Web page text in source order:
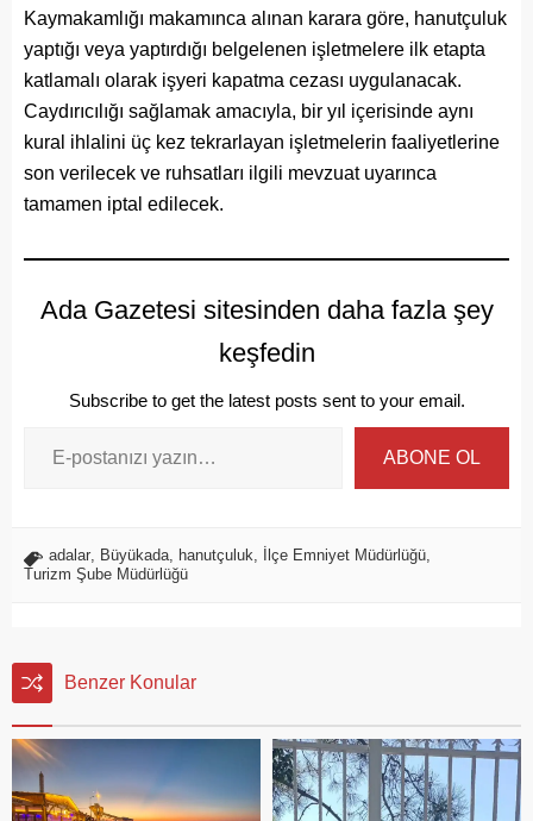
Kaymakamlığı makamınca alınan karara göre, hanutçuluk
yaptığı veya yaptırdığı belgelenen işletmelere ilk etapta
katlamalı olarak işyeri kapatma cezası uygulanacak.
Caydırıcılığı sağlamak amacıyla, bir yıl içerisinde aynı
kural ihlalini üç kez tekrarlayan işletmelerin faaliyetlerine
son verilecek ve ruhsatları ilgili mevzuat uyarınca
tamamen iptal edilecek.
Ada Gazetesi sitesinden daha fazla şey
keşfedin
Subscribe to get the latest posts sent to your email.
ABONE OL
adalar, Büyükada, hanutçuluk, İlçe Emniyet Müdürlüğü,
Turizm Şube Müdürlüğü
Benzer Konular